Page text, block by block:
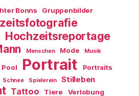
Bonns Gruppenbilder
Hochzeitsreportage
Menschen Mode Musik
Pool Portrait Portraits
Schnee Spielerein Stilleben
Tattoo Tiere
Verlobung